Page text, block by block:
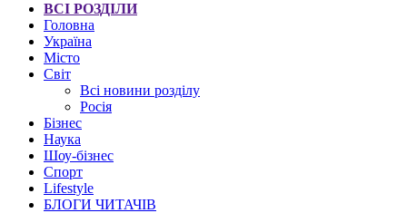
ВСІ РОЗДІЛИ
Головна
Україна
Місто
Світ
Всі новини розділу
Росія
Бізнес
Наука
Шоу-бізнес
Спорт
Lifestyle
БЛОГИ ЧИТАЧІВ